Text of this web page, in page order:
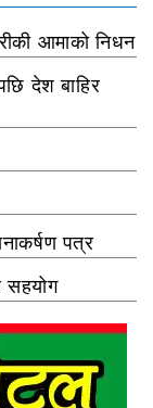
आमाको निधन
देश बाहिर
पत्र
सहयोग